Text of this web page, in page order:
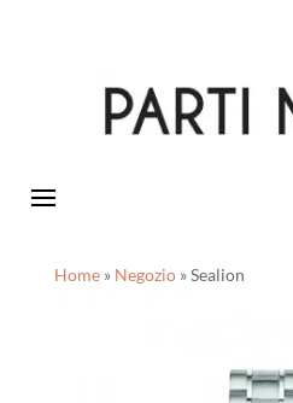
Home» Negozio»Sealion